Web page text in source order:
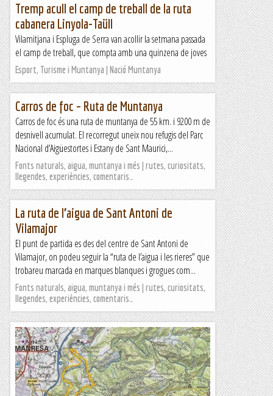
Tremp acull el camp de treball de la ruta
cabanera Linyola-Taüll
Vilamitjana i Espluga de Serra van acollir la setmana passada
el camp de treball, que compta amb una quinzena de joves
Esport, Turisme i Muntanya | Nació Muntanya
Carros de foc – Ruta de Muntanya
Carros de foc és una ruta de muntanya de 55 km. i 9200 m de
desnivell acumulat. El recorregut uneix nou refugis del Parc
Nacional d’Aigüestortes i Estany de Sant Maurici,...
Fonts naturals, aigua, muntanya i més | rutes, curiositats,
llegendes, experiències, comentaris…
La ruta de l’aigua de Sant Antoni de
Vilamajor
El punt de partida es des del centre de Sant Antoni de
Vilamajor, on podeu seguir la “ruta de l’aigua i les rieres” que
trobareu marcada en marques blanques i grogues com...
Fonts naturals, aigua, muntanya i més | rutes, curiositats,
llegendes, experiències, comentaris…